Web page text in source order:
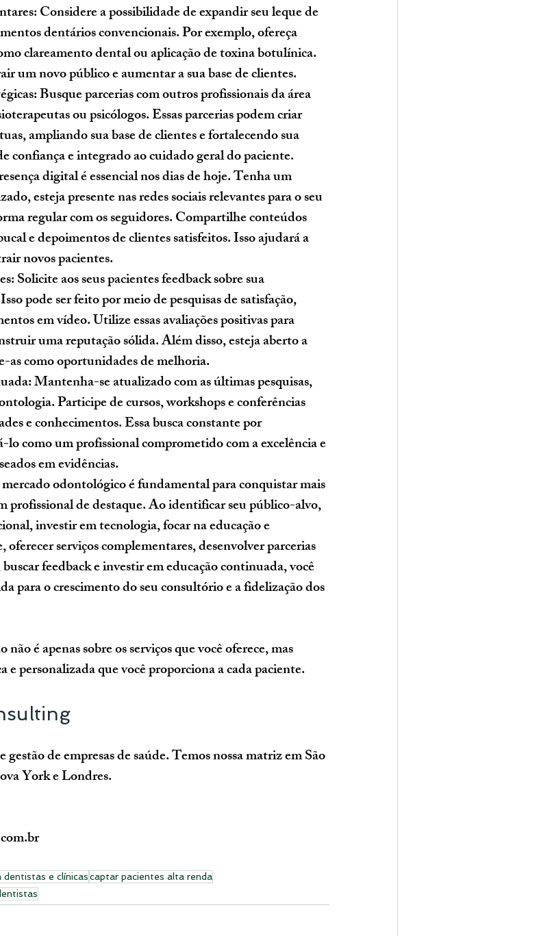
Considere a possibilidade de expandir seu leque de
dentários convencionais. Por exemplo, ofereça
clareamento dental ou aplicação de toxina botulínica.
um novo público e aumentar a sua base de clientes.
Busque parcerias com outros profissionais da área
ou psicólogos. Essas parcerias podem criar
ampliando sua base de clientes e fortalecendo sua
confiança e integrado ao cuidado geral do paciente.
digital é essencial nos dias de hoje. Tenha um
esteja presente nas redes sociais relevantes para o seu
regular com os seguidores. Compartilhe conteúdos
e depoimentos de clientes satisfeitos. Isso ajudará a
novos pacientes.
: Solicite aos seus pacientes feedback sobre sua
pode ser feito por meio de pesquisas de satisfação,
em vídeo. Utilize essas avaliações positivas para
uma reputação sólida. Além disso, esteja aberto a
como oportunidades de melhoria.
Mantenha-se atualizado com as últimas pesquisas,
Participe de cursos, workshops e conferências
e conhecimentos. Essa busca constante por
como um profissional comprometido com a excelência e
em evidências.
odontológico é fundamental para conquistar mais
profissional de destaque. Ao identificar seu público-alvo,
investir em tecnologia, focar na educação e
serviços complementares, desenvolver parcerias
feedback e investir em educação continuada, você
para o crescimento do seu consultório e a fidelização dos
é apenas sobre os serviços que você oferece, mas
e personalizada que você proporciona a cada paciente.
de empresas de saúde. Temos nossa matriz em São
York e Londres.
dentistas e clínicascaptar pacientes alta renda